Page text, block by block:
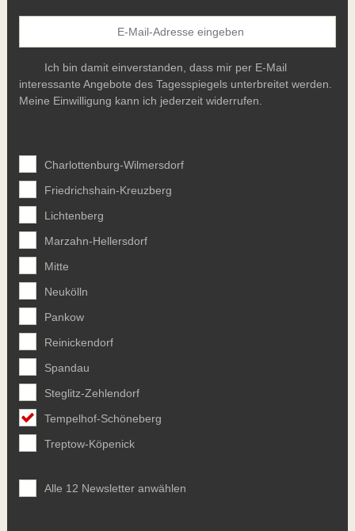
Ich bin damit einverstanden, dass mir per E-Mail
interessante Angebote des Tagesspiegels unterbreitet werden.
Meine Einwilligung kann ich jederzeit widerrufen.
Charlottenburg-Wilmersdorf
Friedrichshain-Kreuzberg
Lichtenberg
Marzahn-Hellersdorf
Mitte
Neukölln
Pankow
Reinickendorf
Spandau
Steglitz-Zehlendorf
Tempelhof-Schöneberg
Treptow-Köpenick
Alle 12 Newsletter anwählen